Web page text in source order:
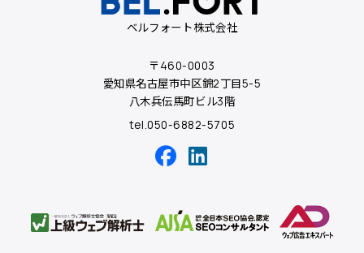
ベルフォート株式会社
〒460-0003
愛知県名古屋市中区錦2丁目5-5
八木兵伝馬町ビル3階
tel.050-6882-5705